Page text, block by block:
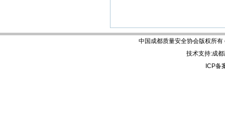
中国成都质量安全协会版权所
技术支持:成
ICP备